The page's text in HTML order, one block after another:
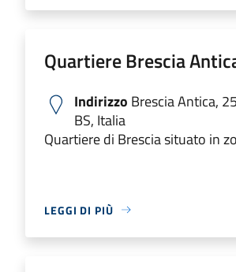
Quartiere Brescia
Indirizzo Brescia Antica,
BS, Italia
Quartiere di Brescia situato in
LEGGI DI PIÙ